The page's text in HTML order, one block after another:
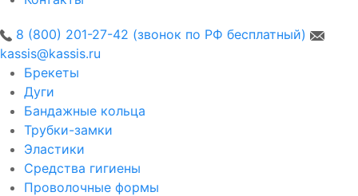
8 (800) 201-27-42 (звонок по РФ бесплатный)
kassis@kassis.ru
Брекеты
Дуги
Бандажные кольца
Трубки-замки
Эластики
Средства гигиены
Проволочные формы